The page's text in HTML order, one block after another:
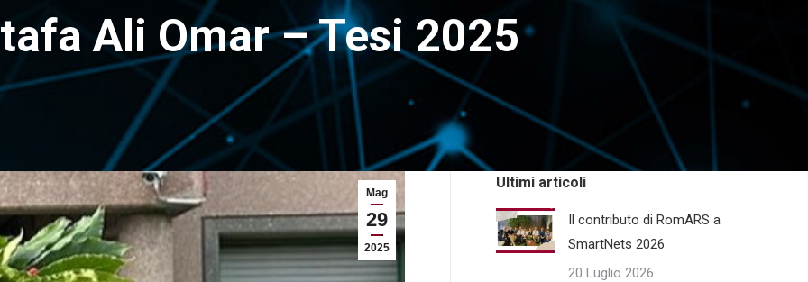
Ali Omar – Tesi 2025
Mag
29
2025
Ultimi articoli
Il contributo di RomARS a
SmartNets 2026
20 Luglio 2026